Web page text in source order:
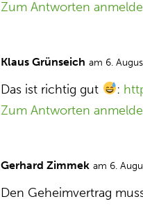
Zum Antworten
Klaus Grünseich am 6.
Das ist richtig gut :
Zum Antworten
Gerhard Zimmek am 6.
Den Geheimvertrag